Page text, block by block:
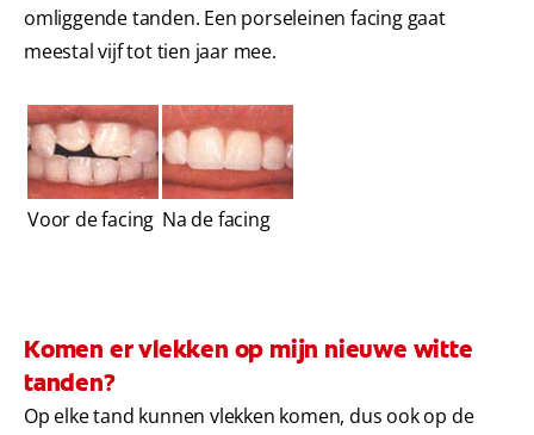
omliggende tanden. Een porseleinen facing gaat
meestal vijf tot tien jaar mee.
Voor de facing Na de facing
Komen er vlekken op mijn nieuwe witte
tanden?
Op elke tand kunnen vlekken komen, dus ook op de